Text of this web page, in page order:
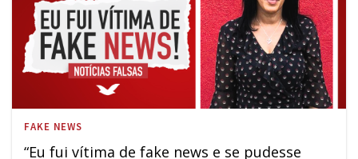
FAKE NEWS
“Eu fui vítima de fake news e se pudesse